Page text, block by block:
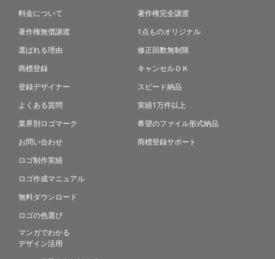
料金について
著作権無償譲渡
選ばれる理由
商標登録
登録デザイナー
よくある質問
業界別ロゴマーク
お問い合わせ
ロゴ制作実績
ロゴ作成マニュアル
無料ダウンロード
ロゴの色選び
マンガでわかる
デザイン活用
著作権完全譲渡
1点ものオリジナル
修正回数無制限
キャンセルＯＫ
スピード納品
実績1万件以上
希望のファイル形式納品
商標登録サポート